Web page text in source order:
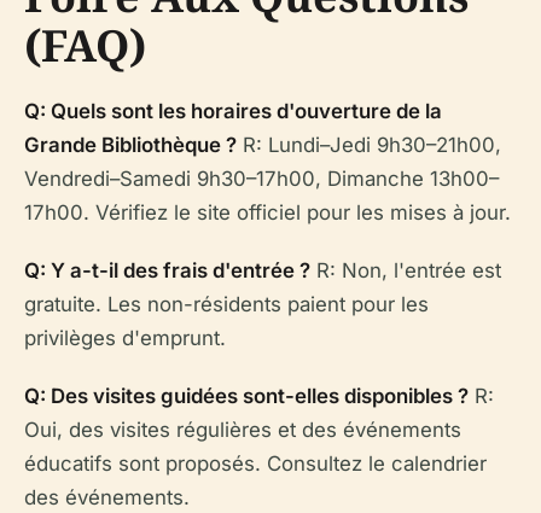
(FAQ)
Q: Quels sont les horaires d'ouverture de la
Grande Bibliothèque ? R: Lundi–Jedi 9h30–21h00,
Vendredi–Samedi 9h30–17h00, Dimanche 13h00–
17h00. Vérifiez le site officiel pour les mises à jour.
Q: Y a-t-il des frais d'entrée ? R: Non, l'entrée est
gratuite. Les non-résidents paient pour les
privilèges d'emprunt.
Q: Des visites guidées sont-elles disponibles ? R:
Oui, des visites régulières et des événements
éducatifs sont proposés. Consultez le calendrier
des événements.